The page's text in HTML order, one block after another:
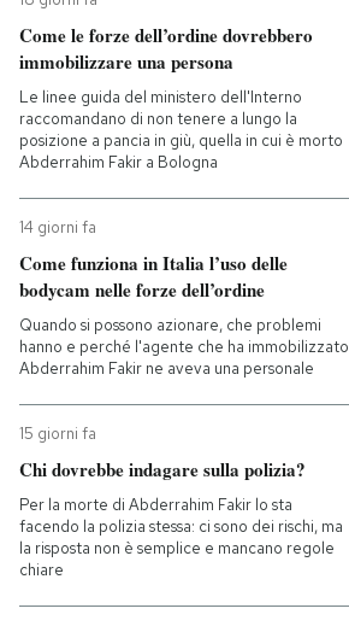
Come le forze dell’ordine dovrebbero
immobilizzare una persona
Le linee guida del ministero dell'Interno
raccomandano di non tenere a lungo la
posizione a pancia in giù, quella in cui è morto
Abderrahim Fakir a Bologna
14 giorni fa
Come funziona in Italia l’uso delle
bodycam nelle forze dell’ordine
Quando si possono azionare, che problemi
hanno e perché l'agente che ha immobilizzato
Abderrahim Fakir ne aveva una personale
15 giorni fa
Chi dovrebbe indagare sulla polizia?
Per la morte di Abderrahim Fakir lo sta
facendo la polizia stessa: ci sono dei rischi, ma
la risposta non è semplice e mancano regole
chiare